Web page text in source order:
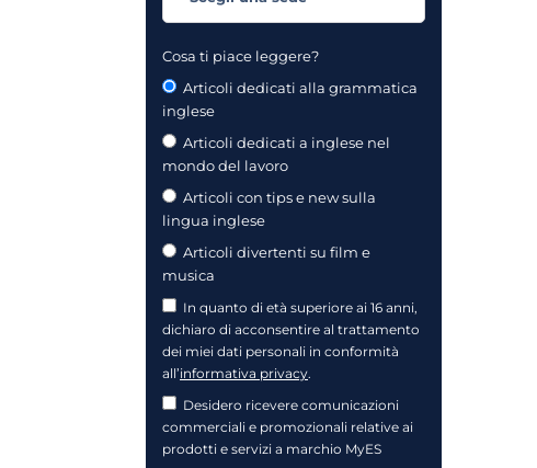
Cosa ti piace leggere?
Articoli dedicati alla grammatica
inglese
Articoli dedicati a inglese nel
mondo del lavoro
Articoli con tips e new sulla
lingua inglese
Articoli divertenti su film e
musica
In quanto di età superiore ai 16 anni,
dichiaro di acconsentire al trattamento
dei miei dati personali in conformità
all’informativa privacy.
Desidero ricevere comunicazioni
commerciali e promozionali relative ai
prodotti e servizi a marchio MyES